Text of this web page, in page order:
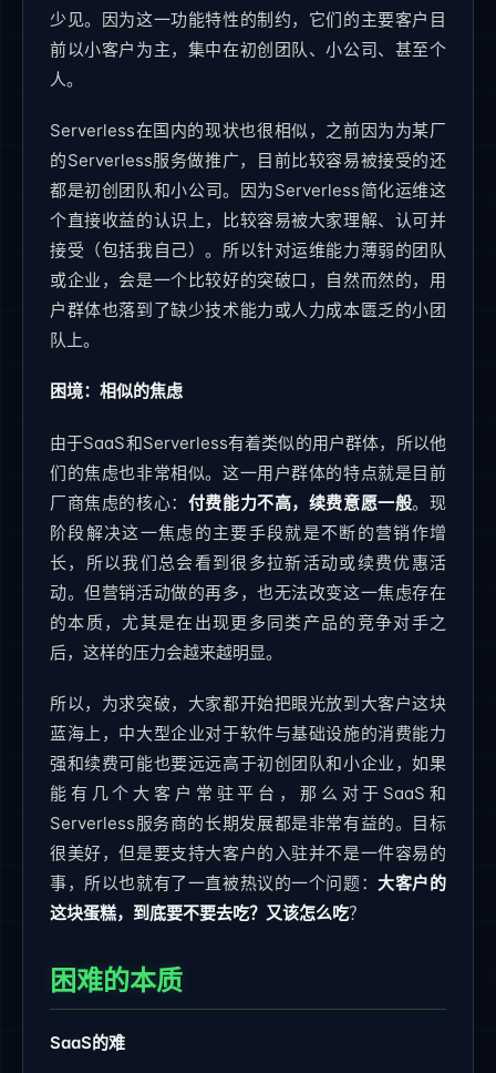
少见。因为这一功能特性的制约，它们的主要客户目
前以小客户为主，集中在初创团队、小公司、甚至个
人。
Serverless在国内的现状也很相似，之前因为为某厂
的Serverless服务做推广，目前比较容易被接受的还
都是初创团队和小公司。因为Serverless简化运维这
个直接收益的认识上，比较容易被大家理解、认可并
接受（包括我自己）。所以针对运维能力薄弱的团队
或企业，会是一个比较好的突破口，自然而然的，用
户群体也落到了缺少技术能力或人力成本匮乏的小团
队上。
困境：相似的焦虑
由于SaaS和Serverless有着类似的用户群体，所以他
们的焦虑也非常相似。这一用户群体的特点就是目前
厂商焦虑的核心： 付费能力不高，续费意愿一般。现
阶段解决这一焦虑的主要手段就是不断的营销作增
长，所以我们总会看到很多拉新活动或续费优惠活
动。但营销活动做的再多，也无法改变这一焦虑存在
的本质，尤其是在出现更多同类产品的竞争对手之
后，这样的压力会越来越明显。
所以，为求突破，大家都开始把眼光放到大客户这块
蓝海上，中大型企业对于软件与基础设施的消费能力
强和续费可能也要远远高于初创团队和小企业，如果
能有几个大客户常驻平台，那么对于SaaS和
Serverless服务商的长期发展都是非常有益的。目标
很美好，但是要支持大客户的入驻并不是一件容易的
事，所以也就有了一直被热议的一个问题： 大客户的
这块蛋糕，到底要不要去吃？又该怎么吃？
困难的本质
SaaS的难